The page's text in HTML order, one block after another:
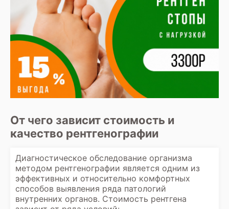
От чего зависит стоимость и
качество рентгенографии
Диагностическое обследование организма
методом рентгенографии является одним из
эффективных и относительно комфортных
способов выявления ряда патологий
внутренних органов. Стоимость рентгена